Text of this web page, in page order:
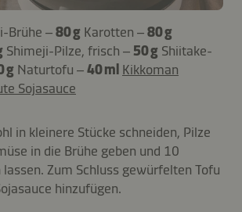
Brühe –80 g Karotten –80 g
Shimeji-Pilze, frisch – 50 g Shiitake-
g Naturtofu –40 ml Kikkoman
Sojasauce
in kleinere Stücke schneiden, Pilze
in die Brühe geben und 10
Zum Schluss gewürfelten Tofu
hinzufügen.